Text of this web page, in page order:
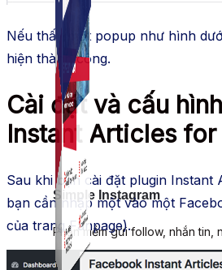
Simple Instagram
Phần mềm gửi follow, nhắn tin,
Nếu thấy một popup như hình
hiện thành công.
Cài đặt và cấu
Instant Articles for
Sau khi bạn cài đặt plugin Instant
bạn cần nhập một vào một
của trang Fanpage).